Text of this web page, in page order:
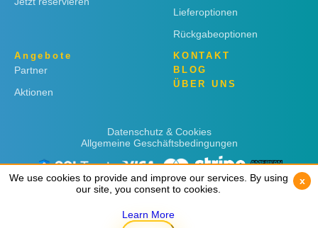
Lieferoptionen
Rückgabeoptionen
Angebote
Partner
Aktionen
KONTAKT
BLOG
ÜBER UNS
Datenschutz & Cookies
Allgemeine Geschäftsbedingungen
We use cookies to provide and improve our services. By using
our site, you consent to cookies.
Learn More
x
We use cookies to provide and improve our services. By using
our site, you consent to cookies.
Learn More
x